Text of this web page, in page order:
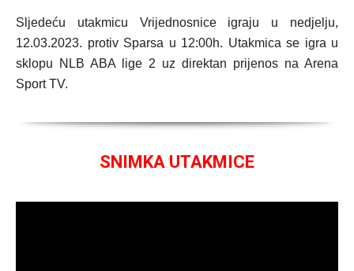
Sljedeću utakmicu Vrijednosnice igraju u nedjelju,
12.03.2023. protiv Sparsa u 12:00h. Utakmica se igra u
sklopu NLB ABA lige 2 uz direktan prijenos na Arena
Sport TV.
SNIMKA UTAKMICE